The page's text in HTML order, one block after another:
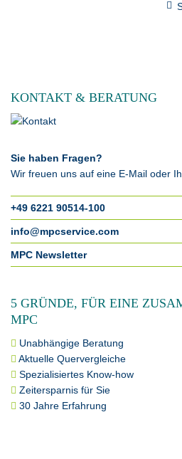
KONTAKT & BERATUNG
Sie haben Fragen?
Wir freuen uns auf eine E-Mail oder
+49 6221 90514-100
info@mpcservice.com
MPC Newsletter
5 GRÜNDE, FÜR EINE
MPC
Unabhängige Beratung
Aktuelle Quervergleiche
Spezialisiertes Know-how
Zeitersparnis für Sie
30 Jahre Erfahrung